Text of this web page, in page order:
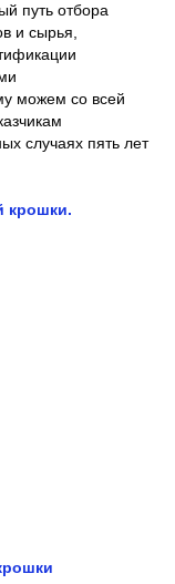
путь отбора
и сырья,
можем со всей
случаях пять лет
крошки.